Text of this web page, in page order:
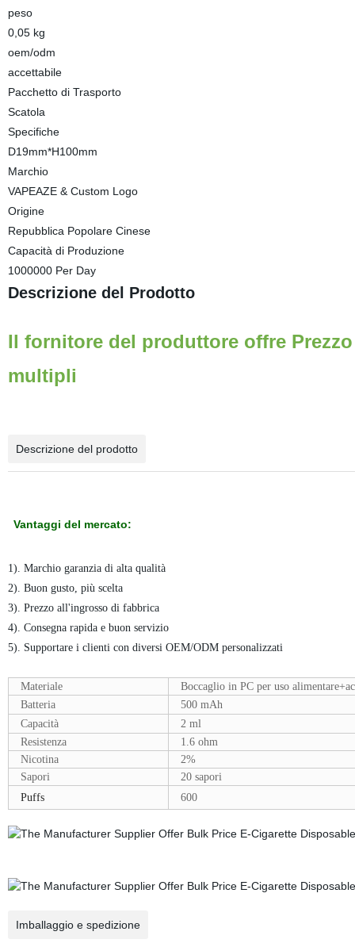
peso
0,05 kg
oem/odm
accettabile
Pacchetto di Trasporto
Scatola
Specifiche
D19mm*H100mm
Marchio
VAPEAZE & Custom Logo
Origine
Repubblica Popolare Cinese
Capacità di Produzione
1000000 Per Day
Descrizione del Prodotto
Il fornitore del produttore offre
multipli
Descrizione del prodotto
Vantaggi del mercato:
1). Marchio garanzia di alta qualità
2). Buon gusto, più scelta
3). Prezzo all'ingrosso di fabbrica
4). Consegna rapida e buon servizio
5). Supportare i clienti con diversi OEM/ODM personalizzati
Materiale
Boccaglio in PC per uso
Batteria
500 mAh
Capacità
2 ml
Resistenza
1.6 ohm
Nicotina
2%
Sapori
20 sapori
Puffs
600
Imballaggio e spedizione